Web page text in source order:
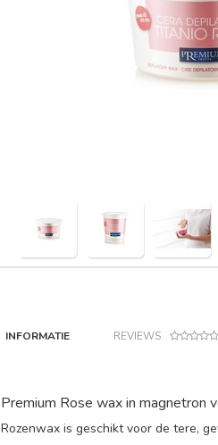
INFORMATIE REVIEWS
Premium Rose wax in magnetron
Rozenwax is geschikt voor de tere,